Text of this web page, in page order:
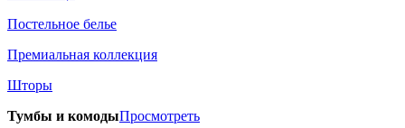
Постельное белье
Премиальная коллекция
Шторы
Тумбы и комодыПросмотреть